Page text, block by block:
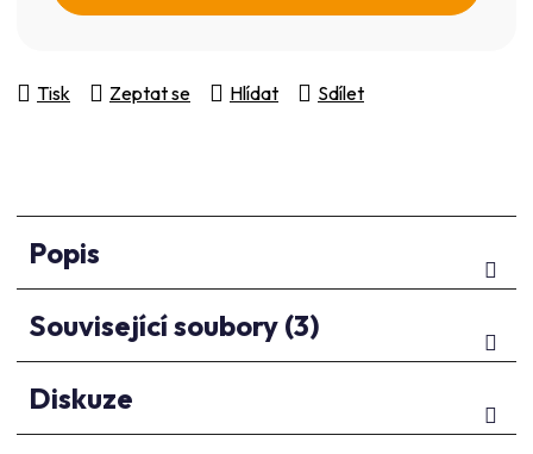
Tisk Zeptat se Hlídat Sdílet
Popis
Související soubory (3)
Diskuze